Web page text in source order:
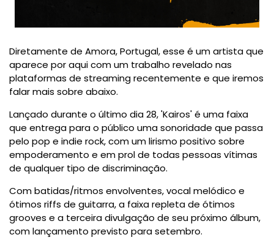
Diretamente de Amora, Portugal, esse é um artista que
aparece por aqui com um trabalho revelado nas
plataformas de streaming recentemente e que iremos
falar mais sobre abaixo.
Lançado durante o último dia 28, 'Kairos' é uma faixa
que entrega para o público uma sonoridade que passa
pelo pop e indie rock, com um lirismo positivo sobre
empoderamento e em prol de todas pessoas vítimas
de qualquer tipo de discriminação.
Com batidas/ritmos envolventes, vocal melódico e
ótimos riffs de guitarra, a faixa repleta de ótimos
grooves e a terceira divulgação de seu próximo álbum,
com lançamento previsto para setembro.